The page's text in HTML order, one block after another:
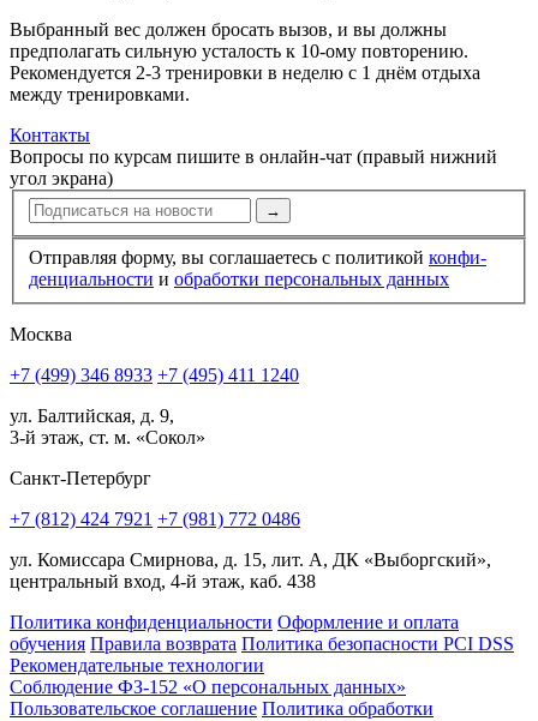
Выбранный вес должен бросать вызов, и вы должны
предполагать сильную усталость к 10-ому повторению.
Рекомендуется 2-3 тренировки в неделю с 1 днём отдыха
между тренировками.
Контакты
Вопросы по курсам пишите в онлайн-чат (правый нижний
угол экрана)
→
Отправляя форму, вы соглашаетесь с политикой конфи­
ден­циальности и обработки персональных данных
Москва
+7 (499) 346 8933 +7 (495) 411 1240
ул. Балтийская, д. 9,
3-й этаж, ст. м. «Сокол»
Санкт-Петербург
+7 (812) 424 7921 +7 (981) 772 0486
ул. Комиссара Смирнова, д. 15, лит. А, ДК «Выборгский»,
центральный вход, 4-й этаж, каб. 438
Политика конфиденциальности Оформление и оплата
обучения Правила возврата Политика безопасности PCI DSS
Рекомендательные технологии
Соблюдение ФЗ-152 «О персональ­ных данных»
Пользовательское соглашение Политика обработки